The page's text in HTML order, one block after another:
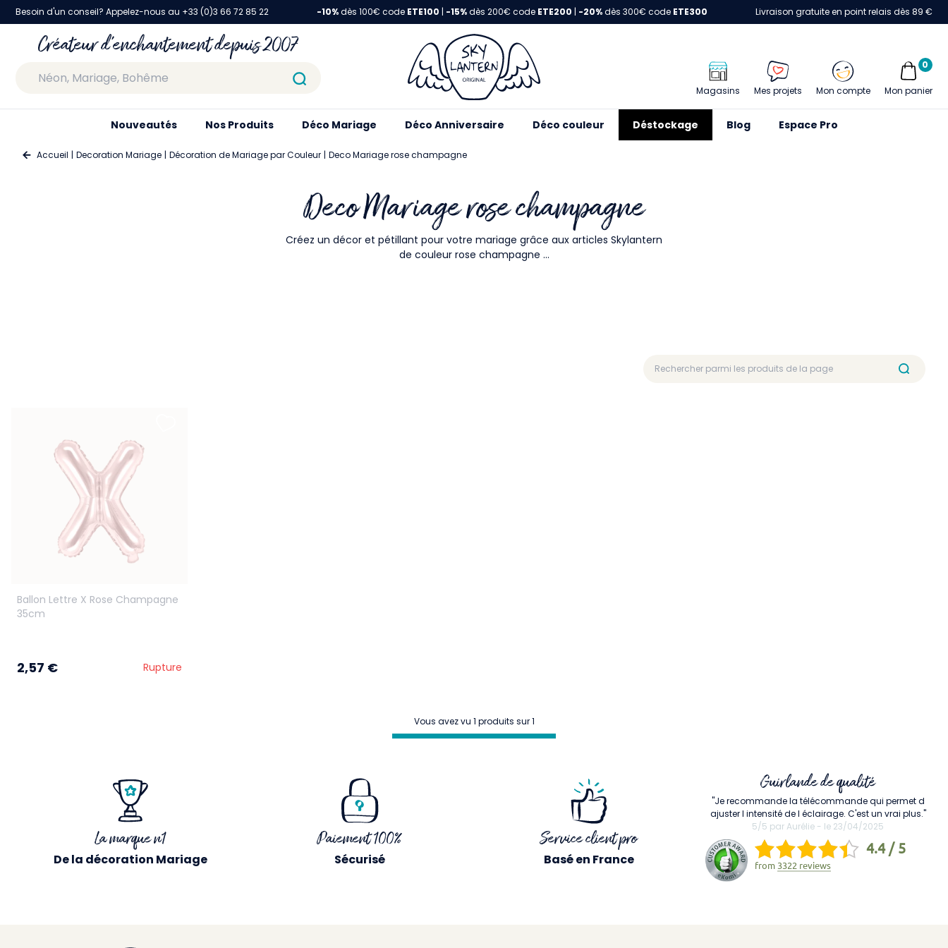
Besoin d'un conseil? Appelez-nous au +33 (0)3 66 72 85 22 -10%dès 100€ code ETE100 | -15%dès 200€ code ETE200 | -20%dès 300€ code ETE300 Livraison gratuite en point relais dès 89 €
Créateur d'enchantement depuis 2007
Magasins Mes projets Mon compte Mon panier
0
Nouveautés Nos Produits Déco Mariage Déco Anniversaire Déco couleur Déstockage Blog Espace Pro
Accueil Decoration Mariage Décoration de Mariage par Couleur Deco Mariage rose champagne
Deco Mariage rose champagne
Créez un décor et pétillant pour votre mariage grâce aux articles Skylantern
de couleur rose champagne ...
Ballon Lettre X Rose Champagne
35cm
2,57 € Rupture
Vous avez vu 1 produits sur 1
La marque n1
De la décoration Mariage
Paiement 100%
Sécurisé
Service client pro
Basé en France
Guirlande de qualité
"Je recommande la télécommande qui permet d
ajuster l intensité de l éclairage. C'est un vrai plus."
5/5 par Aurélie - le 23/04/2025
4.4 / 5
from 3322 reviews